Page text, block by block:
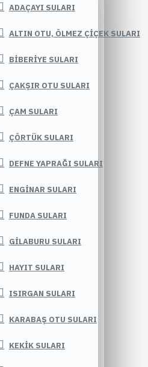
ADAÇAYI SULARI
ALTIN OTU, ÖLMEZ ÇIÇEK SULARI
BIBERIYE SULARI
ÇAKŞIR OTU SULARI
ÇAM SULARI
ÇÖRTÜK SULARI
DEFNE YAPRAĞI SULARI
ENGINAR SULARI
FUNDA SULARI
GILABURU SULARI
HAYIT SULARI
ISIRGAN SULARI
KARABAŞ OTU SULARI
KEKIK SULARI